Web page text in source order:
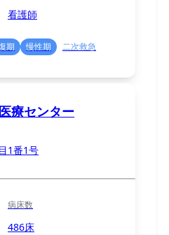
看護師
期 慢性期
二次救急
療センター
1番1号
病床数
486床